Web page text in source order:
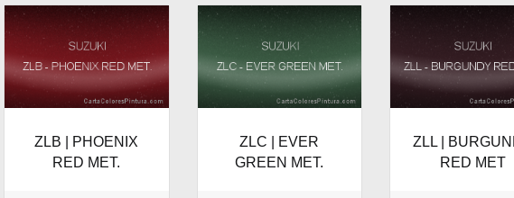
ZLB | PHOENIX
RED MET.
ZLC | EVER
GREEN MET.
ZLL |
RED MET